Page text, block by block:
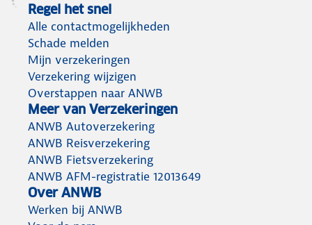
Regel het snel
Alle contactmogelijkheden
Schade melden
Mijn verzekeringen
Verzekering wijzigen
Overstappen naar ANWB
Meer van Verzekeringen
ANWB Autoverzekering
ANWB Reisverzekering
ANWB Fietsverzekering
ANWB AFM-registratie 12013649
Over ANWB
Werken bij ANWB